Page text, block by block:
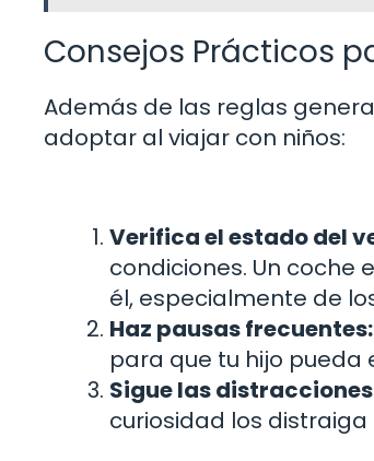
Consejos Prácticos
Además de las reglas
adoptar al viajar con niños:
Verifica el estado del
condiciones. Un
él, especialmente de
Haz pausas frecuentes:
para que tu hijo pueda
Sigue las
curiosidad los